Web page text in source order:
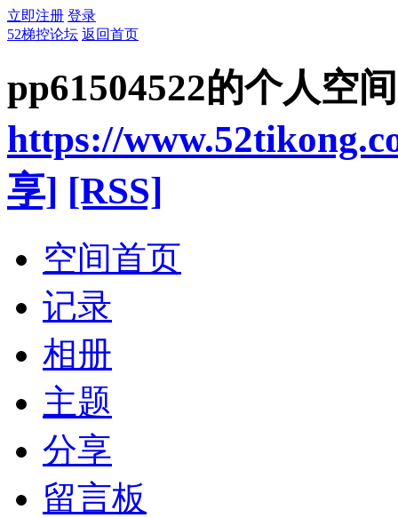
立即注册 登录
52梯控论坛 返回首页
pp61504522的个人空间
https://
享] [RSS]
空间首页
记录
相册
主题
分享
留言板